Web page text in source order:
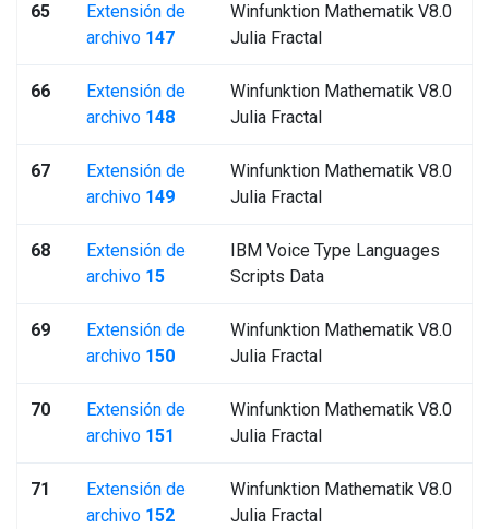
65
Extensión de
archivo 147
Winfunktion Mathematik V8.0
Julia Fractal
66
Extensión de
archivo 148
Winfunktion Mathematik V8.0
Julia Fractal
67
Extensión de
archivo 149
Winfunktion Mathematik V8.0
Julia Fractal
68
Extensión de
archivo 15
IBM Voice Type Languages
Scripts Data
69
Extensión de
archivo 150
Winfunktion Mathematik V8.0
Julia Fractal
70
Extensión de
archivo 151
Winfunktion Mathematik V8.0
Julia Fractal
71
Extensión de
archivo 152
Winfunktion Mathematik V8.0
Julia Fractal